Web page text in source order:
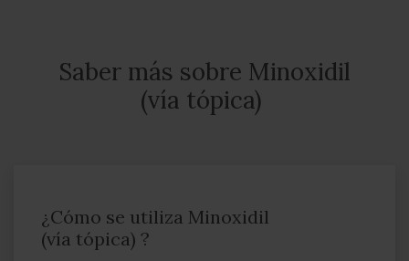
Saber más sobre Minoxidil
(vía tópica)
¿Cómo se utiliza Minoxidil
(vía tópica) ?